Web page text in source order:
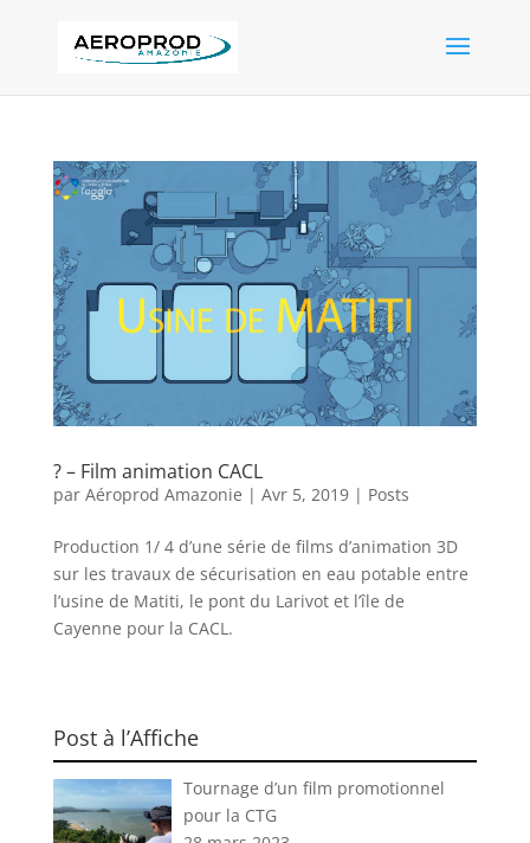
? – Film animation CACL
par Aéroprod Amazonie | Avr 5, 2019| Posts
Production 1/ 4 d’une série de films d’animation 3D
sur les travaux de sécurisation en eau potable entre
l’usine de Matiti, le pont du Larivot et l’île de
Cayenne pour la CACL.
Post à l’Affiche
Tournage d’un film promotionnel
pour la CTG